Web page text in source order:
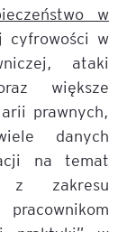
w
cyfrowości w
ataki
większe
prawnych,
danych
na temat
z zakresu